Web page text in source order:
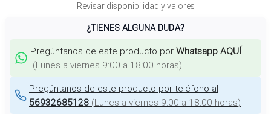
Revisar disponibilidad y valores
¿TIENES ALGUNA DUDA?
Pregúntanos de este producto por Whatsapp AQUÍ
(Lunes a viernes 9:00 a 18:00 horas)
Pregúntanos de este producto por teléfono al
56932685128 (Lunes a viernes 9:00 a 18:00 horas)